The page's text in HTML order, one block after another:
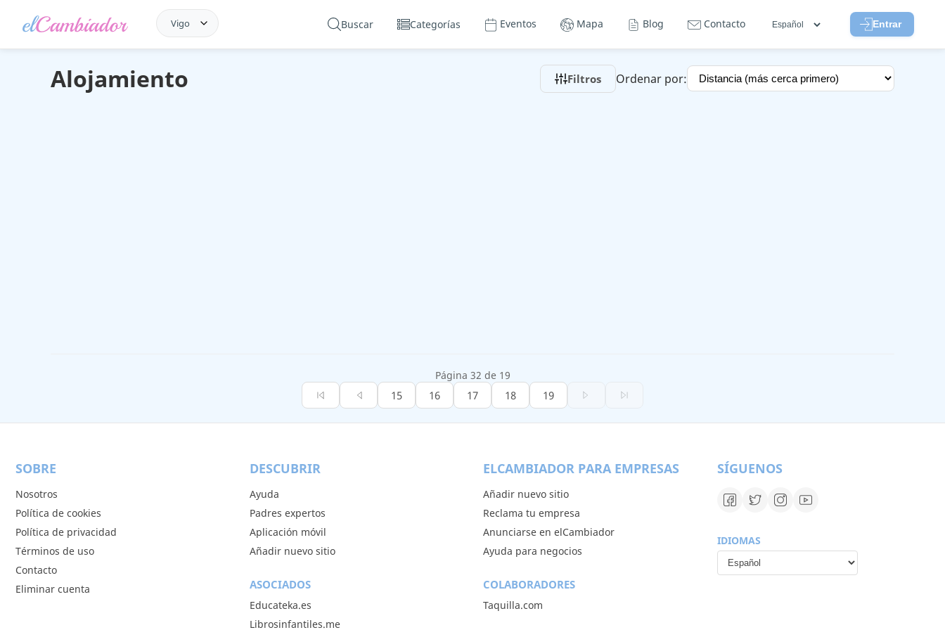
Buscar Categorías Eventos Mapa Blog Contacto Entrar
Vigo
Alojamiento Filtros Ordenar por:
Página 32 de 19
15 16 17 18 19
SOBRE
Nosotros
Política de cookies
Política de privacidad
Términos de uso
Contacto
Eliminar cuenta
DESCUBRIR
Ayuda
Padres expertos
Aplicación móvil
Añadir nuevo sitio
ASOCIADOS
Educateka.es
Librosinfantiles.me
ELCAMBIADOR PARA EMPRESAS
Añadir nuevo sitio
Reclama tu empresa
Anunciarse en elCambiador
Ayuda para negocios
COLABORADORES
Taquilla.com
SÍGUENOS
IDIOMAS